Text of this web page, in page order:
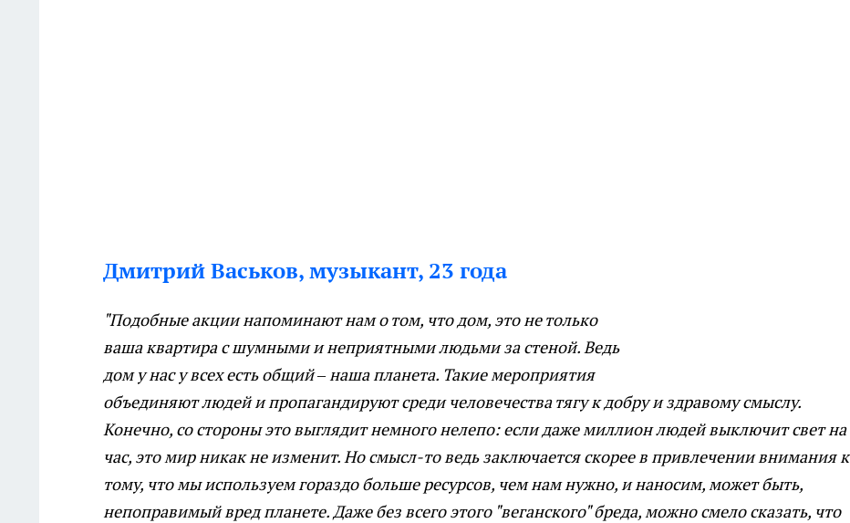
Дмитрий Васьков, музыкант, 23 года
"Подобные акции напоминают нам о том, что дом, это не только
ваша квартира с шумными и неприятными людьми за стеной. Ведь
дом у нас у всех есть общий – наша планета. Такие мероприятия
объединяют людей и пропагандируют среди человечества тягу к добру и здравому смыслу.
Конечно, со стороны это выглядит немного нелепо: если даже миллион людей выключит свет на
час, это мир никак не изменит. Но смысл-то ведь заключается скорее в привлечении внимания к
тому, что мы используем гораздо больше ресурсов, чем нам нужно, и наносим, может быть,
непоправимый вред планете. Даже без всего этого "веганского" бреда, можно смело сказать, что